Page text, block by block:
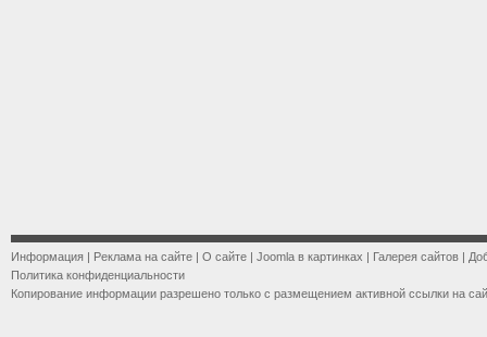
Информация | Реклама на сайте | О сайте | Joomla в картинках | Галерея сайтов |
Политика конфиденциальности
Копирование информации разрешено только с размещением активной ссылки на